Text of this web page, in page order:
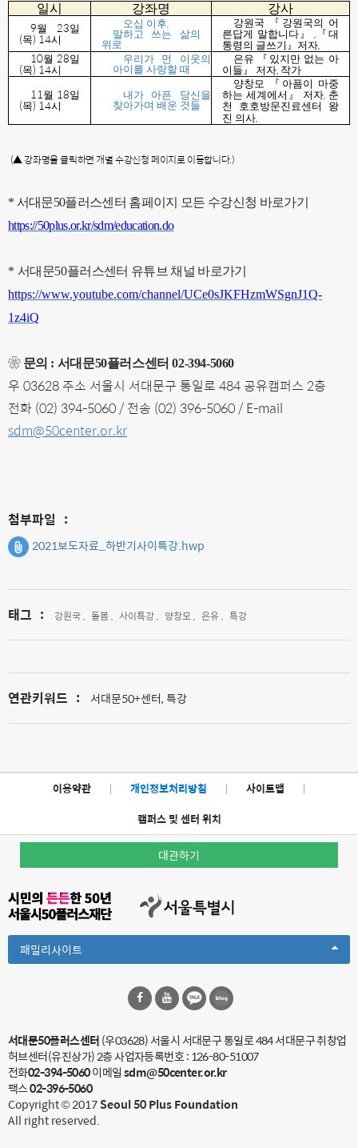
일시 강좌명 강사
9월 23일
(목) 14시
오십 이후,
말하고 쓰는 삶의
위로
강원국 『 강원국의 어
른답게 말합니다』 , 『 대
통령의 글쓰기 』 저자,
10월 28일
(목) 14시
우리가 먼 이웃의
아이를 사랑할 때
은유 『 있지만 없는 아
이들 』 저자,작가
11월 18일
(목) 14시
내가 아픈 당신을
찾아가며 배운 것들
양창모 『 아픔이 마중
하는 세계에서 』 저자, 춘
천 호호방문진료센터 왕
진 의사,
(▲ 강좌명을 클릭하면 개별 수강신청 페이지로 이동합니다.)
* 서대문50플러스센터 홈페이지 모든 수강신청 바로가기
https://50plus.or.kr/sdm/education.do
* 서대문50플러스센터 유튜브 채널 바로가기
https://www.youtube.com/channel/UCe0sJKFHzmWSgnJ1Q-
1z4iQ
❀ 문의 : 서대문50플러스센터02-394-5060
우 03628주소 서울시 서대문구 통일로 484공유캠퍼스 2층
전화 (02) 394-5060 / 전송 (02) 396-5060 / E-mail
sdm@50center.or.kr
첨부파일 :
2021보도자료_하반기사이특강.hwp
태그 : 강원국 , 돌봄 , 사이특강 , 양창모 , 은유 , 특강
연관키워드 : 서대문50+센터, 특강
이용약관 | 개인정보처리방침 | 사이트맵
|
캠퍼스 및 센터 위치
대관하기
패밀리사이트Toggle
Dropdown
서대문50플러스센터(우03628) 서울시 서대문구 통일로 484 서대문구 취창업
허브센터(유진상가) 2층사업자등록번호 : 126-80-51007
전화02-394-5060이메일sdm@50center.or.kr
팩스02-396-5060
Copyright © 2017Seoul 50 Plus Foundation
All right reserved.